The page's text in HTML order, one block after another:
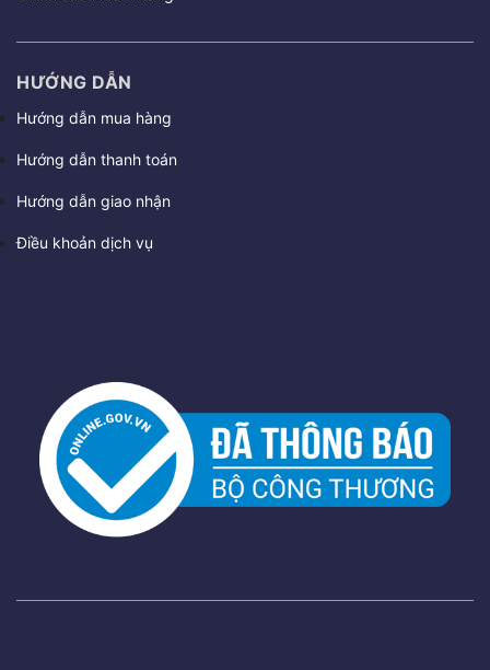
HƯỚNG DẪN
Hướng dẫn mua hàng
Hướng dẫn thanh toán
Hướng dẫn giao nhận
Điều khoản dịch vụ